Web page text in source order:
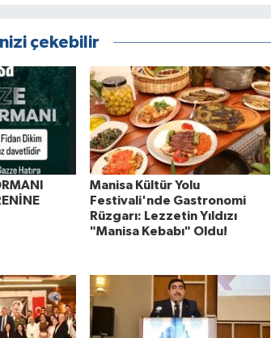
çekebilir
Manisa Kültür Yolu
Festivali'nde Gastronomi
Rüzgarı: Lezzetin Yıldızı
"Manisa Kebabı" Oldu!